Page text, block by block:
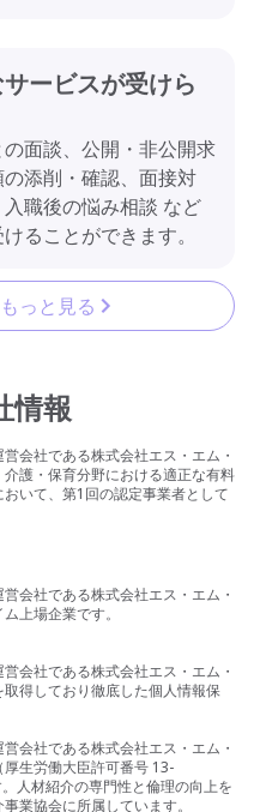
ービスが受けら
面談、公開・非公開求
添削・確認、面接対
職後の悩み相談 など
ることができます。
っと見る
情報
会社である株式会社エス・エム・
護・保育分野における適正な有料
いて、第1回の認定事業者として
会社である株式会社エス・エム・
上場企業です。
会社である株式会社エス・エム・
得しており徹底した個人情報保
会社である株式会社エス・エム・
生労働大臣許可番号 13-
人材紹介の専門性と倫理の向上を
業協会に所属しています。